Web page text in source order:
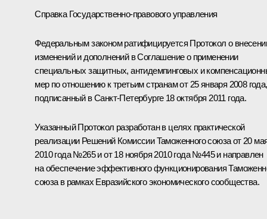
Справка Государственно-правового управления
Федеральным законом ратифицируется Протокол о
изменений и дополнений в Соглашение о применении
специальных защитных, антидемпинговых и
мер по отношению к третьим странам от 25 января 2008 года,
подписанный в Санкт-Петербурге 18 октября 2011 года.
Указанный Протокол разработан в целях практической
реализации Решений Комиссии Таможенного союза от 20
2010 года №265 и от 18 ноября 2010 года №445 и направлен
на обеспечение эффективного функционирования
союза в рамках Евразийского экономическогосообщества.